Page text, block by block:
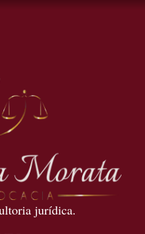
jurídica.